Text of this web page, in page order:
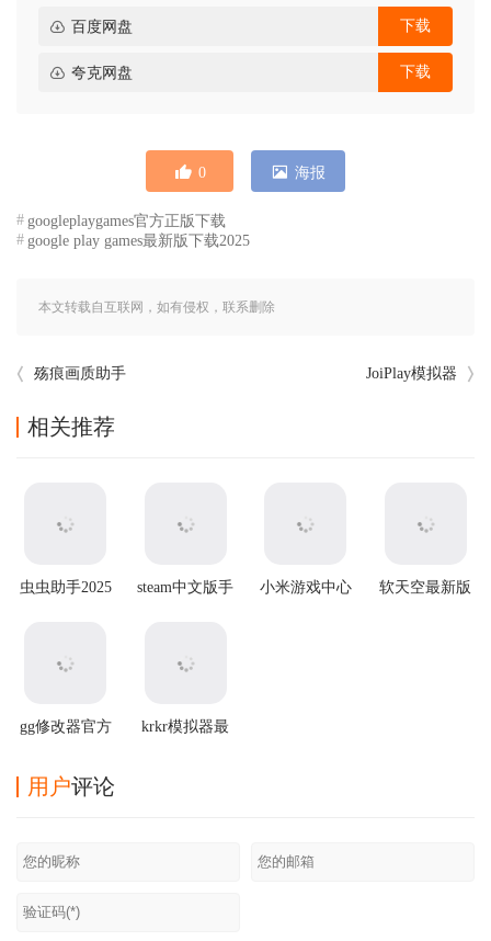
百度网盘 下载
夸克网盘 下载
0 海报
googleplaygames官方正版下载
google play games最新版下载2025
本文转载自互联网，如有侵权，联系删除
殇痕画质助手 JoiPlay模拟器
相关推荐
虫虫助手2025
steam中文版手
小米游戏中心
软天空最新版
gg修改器官方
krkr模拟器最
用户评论